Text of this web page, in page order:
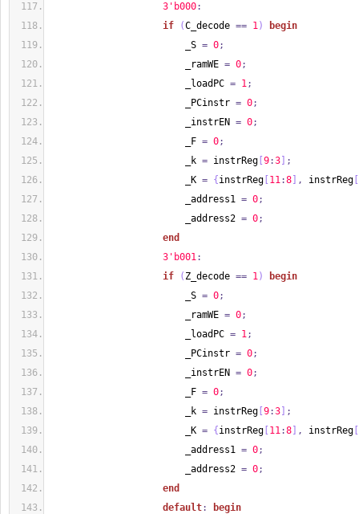
3'b000:
if
(C_decode == 1)
begin
_S = 0;
_ramWE = 0;
_loadPC = 1;
_PCinstr = 0;
_instrEN = 0;
_F = 0;
_k = instrReg 9:3
;
_K = { instrReg 11:8 , instrReg
_address1 = 0;
_address2 = 0;
end
3'b001:
if
( Z_decode == 1)
begin
_S = 0;
_ramWE = 0;
_loadPC = 1;
_PCinstr = 0;
_instrEN = 0;
_F = 0;
_k = instrReg 9:3
;
_K = { instrReg 11:8 , instrReg
_address1 = 0;
_address2 = 0;
end
default:
begin